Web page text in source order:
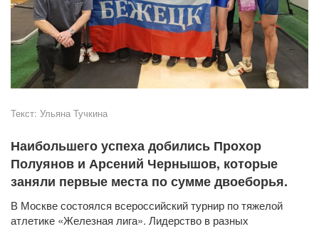
Текст: Ульяна Тучкина
Наибольшего успеха добились Прохор
Полуянов и Арсений Чернышов, которые
заняли первые места по сумме двоеборья.
В Москве состоялся всероссийский турнир по тяжелой
атлетике «Железная лига». Лидерство в разных